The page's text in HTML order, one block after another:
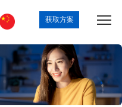
获取方案